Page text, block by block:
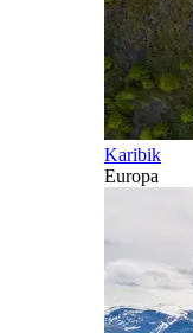
Karibik
Europa